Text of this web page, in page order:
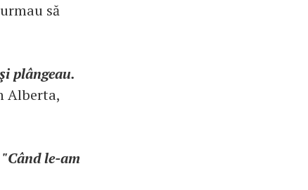
să
plângeau.
Alberta,
"Când le-am